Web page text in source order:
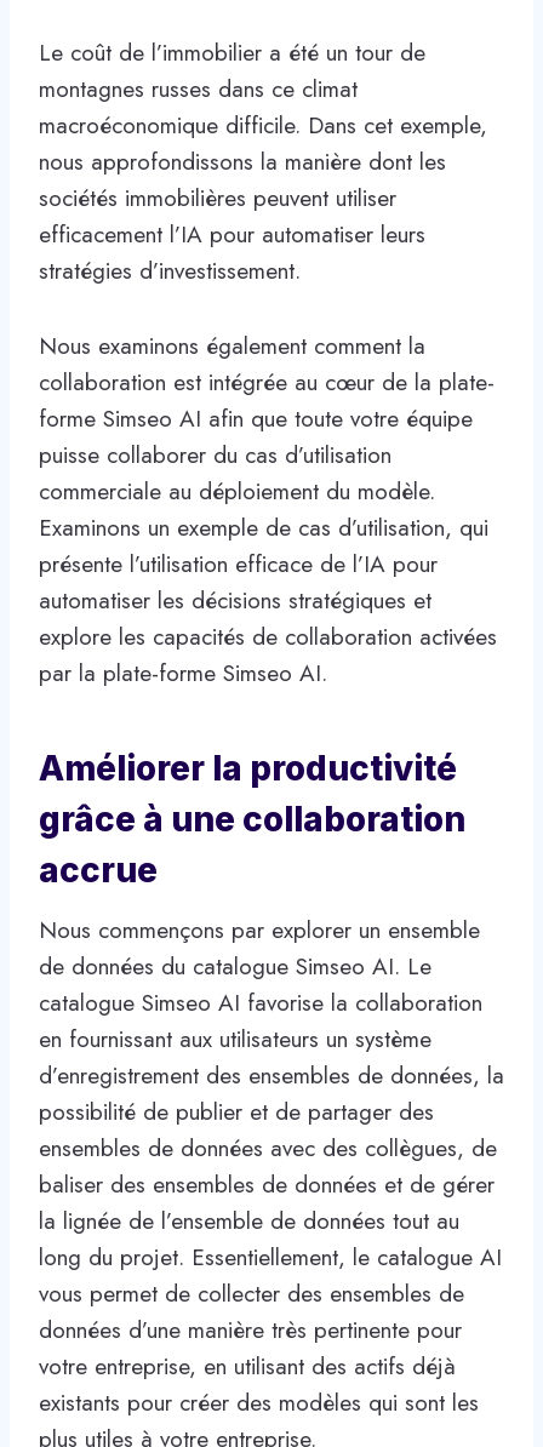
Le coût de l’immobilier a été un tour de
montagnes russes dans ce climat
macroéconomique difficile. Dans cet exemple,
nous approfondissons la manière dont les
sociétés immobilières peuvent utiliser
efficacement l’IA pour automatiser leurs
stratégies d’investissement.
Nous examinons également comment la
collaboration est intégrée au cœur de la plate-
forme Simseo AI afin que toute votre équipe
puisse collaborer du cas d’utilisation
commerciale au déploiement du modèle.
Examinons un exemple de cas d’utilisation, qui
présente l’utilisation efficace de l’IA pour
automatiser les décisions stratégiques et
explore les capacités de collaboration activées
par la plate-forme Simseo AI.
Améliorer la productivité
grâce à une collaboration
accrue
Nous commençons par explorer un ensemble
de données du catalogue Simseo AI. Le
catalogue Simseo AI favorise la collaboration
en fournissant aux utilisateurs un système
d’enregistrement des ensembles de données, la
possibilité de publier et de partager des
ensembles de données avec des collègues, de
baliser des ensembles de données et de gérer
la lignée de l’ensemble de données tout au
long du projet. Essentiellement, le catalogue AI
vous permet de collecter des ensembles de
données d’une manière très pertinente pour
votre entreprise, en utilisant des actifs déjà
existants pour créer des modèles qui sont les
plus utiles à votre entreprise.